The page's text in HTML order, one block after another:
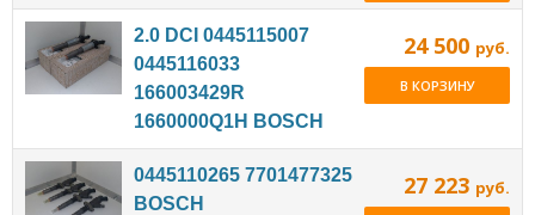
2.0 DCI 0445115007
0445116033
166003429R
1660000Q1H BOSCH
24 500 руб.
В КОРЗИНУ
0445110265 7701477325
BOSCH
27 223 руб.